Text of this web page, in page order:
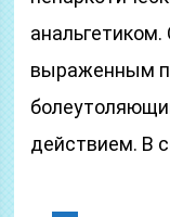
выраженным
действием. В